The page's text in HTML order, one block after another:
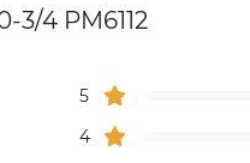
4 PM6112
5
4